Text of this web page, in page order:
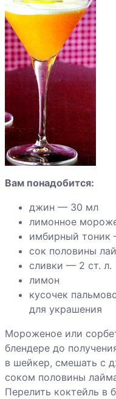
"Сладкий сон"
Коктейль
"Замерзшая
акула"
Вам понадобится:
джин — 30 мл
лимонное
имбирный
сок половины
сливки — 2 ст. л.
лимон
кусочек
для украшения
Мороженое или
блендере до
в шейкер, смешать с
соком половины
Перелить коктейль в